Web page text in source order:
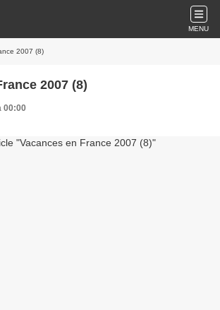
MENU
2007 (8)
2007 (8)
00:00